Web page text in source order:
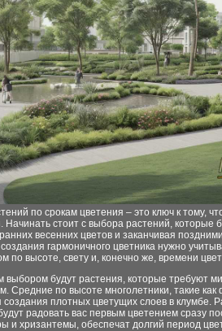
по срокам цветения – это ключ к тому,
Начинать стоит с выбора растений, которые
весенних цветов и заканчивая
гармоничного цветника нужно
по высоте, свету и, конечно же, времени
выбором будут растения, которые требуют
Средние по высоте многолетники, такие как
создания плотных цветущих слоев в клумбе.
радовать вас первым цветением сразу
и хризантемы, обеспечат долгий период